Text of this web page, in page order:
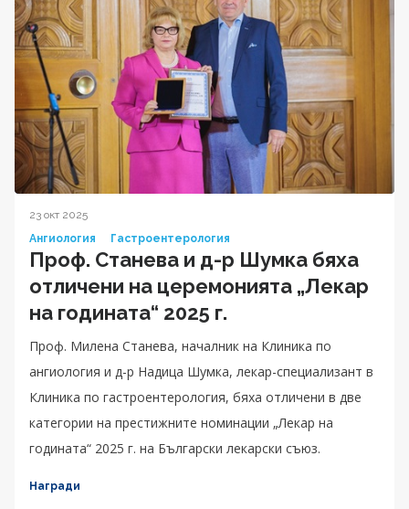
23 окт 2025
Ангиология
Гастроентерология
Проф. Станева и д-р Шумка бяха
отличени на церемонията „Лекар
на годината“ 2025 г.
Проф. Милена Станева, началник на Клиника по
ангиология и д-р Надица Шумка, лекар-специализант в
Клиника по гастроентерология, бяха отличени в две
категории на престижните номинации „Лекар на
годината“ 2025 г. на Български лекарски съюз.
Награди